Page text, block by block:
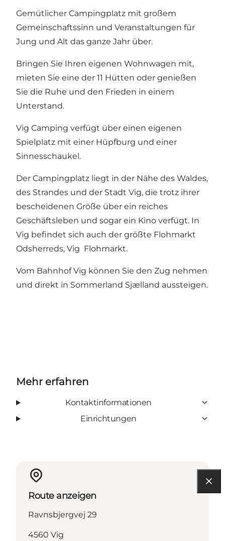
Gemütlicher Campingplatz mit großem
Gemeinschaftssinn und Veranstaltungen für
Jung und Alt das ganze Jahr über.
Bringen Sie Ihren eigenen Wohnwagen mit,
mieten Sie eine der 11 Hütten oder genießen
Sie die Ruhe und den Frieden in einem
Unterstand.
Vig Camping verfügt über einen eigenen
Spielplatz mit einer Hüpfburg und einer
Sinnesschaukel.
Der Campingplatz liegt in der Nähe des Waldes,
des Strandes und der Stadt Vig, die trotz ihrer
bescheidenen Größe über ein reiches
Geschäftsleben und sogar ein Kino verfügt. In
Vig befindet sich auch der größte Flohmarkt
Odsherreds, Vig Flohmarkt.
Vom Bahnhof Vig können Sie den Zug nehmen
und direkt in Sommerland Sjælland aussteigen.
Mehr erfahren
Kontaktinformationen
Einrichtungen
Route anzeigen
Ravnsbjergvej 29
4560 Vig